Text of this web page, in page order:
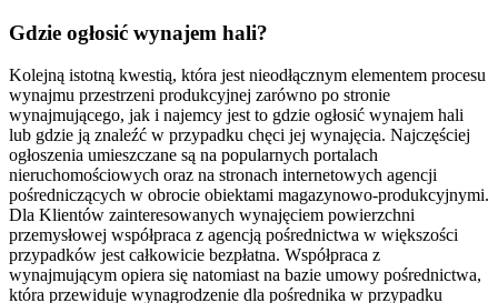
Gdzie ogłosić wynajem hali?
Kolejną istotną kwestią, która jest nieodłącznym elementem procesu
wynajmu przestrzeni produkcyjnej zarówno po stronie
wynajmującego, jak i najemcy jest to gdzie ogłosić wynajem hali
lub gdzie ją znaleźć w przypadku chęci jej wynajęcia. Najczęściej
ogłoszenia umieszczane są na popularnych portalach
nieruchomościowych oraz na stronach internetowych agencji
pośredniczących w obrocie obiektami magazynowo-produkcyjnymi.
Dla Klientów zainteresowanych wynajęciem powierzchni
przemysłowej współpraca z agencją pośrednictwa w większości
przypadków jest całkowicie bezpłatna. Współpraca z
wynajmującym opiera się natomiast na bazie umowy pośrednictwa,
która przewiduje wynagrodzenie dla pośrednika w przypadku